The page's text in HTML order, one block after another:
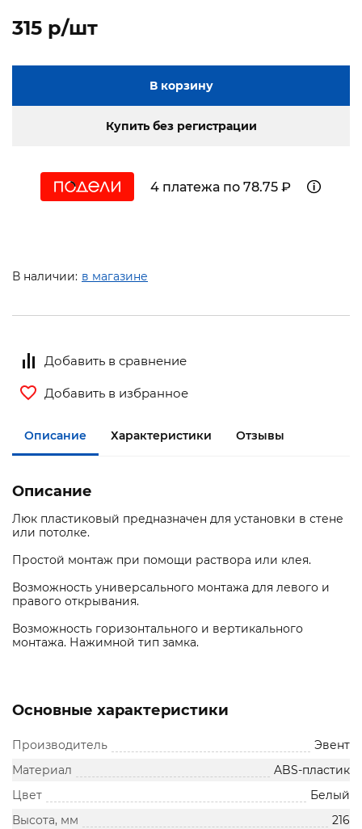
315 p/шт
В корзину
Купить без регистрации
4 платежа по 78.75 ₽
В наличии: в магазине
Добавить в сравнение
Добавить в избранное
Описание Характеристики Отзывы
Описание
Люк пластиковый предназначен для установки в стене
или потолке.
Простой монтаж при помощи раствора или клея.
Возможность универсального монтажа для левого и
правого открывания.
Возможность горизонтального и вертикального
монтажа. Нажимной тип замка.
Основные характеристики
Производитель
Эвент
Материал
ABS-пластик
Цвет
Белый
Высота, мм
216